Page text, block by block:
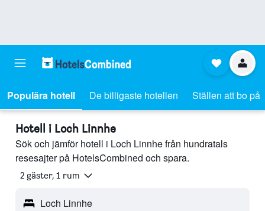
Populära hotell De billigaste hotellen Ställen att bo på
Hotell i Loch Linnhe
Sök och jämför hotell i Loch Linnhe från hundratals
resesajter på HotelsCombined och spara.
2 gäster, 1 rum
Loch Linnhe